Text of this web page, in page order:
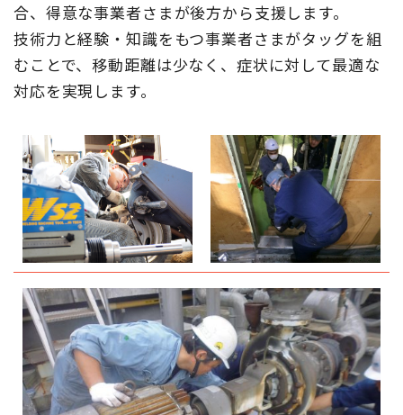
合、得意な事業者さまが後方から支援します。
技術力と経験・知識をもつ事業者さまがタッグを組
むことで、移動距離は少なく、症状に対して最適な
対応を実現します。